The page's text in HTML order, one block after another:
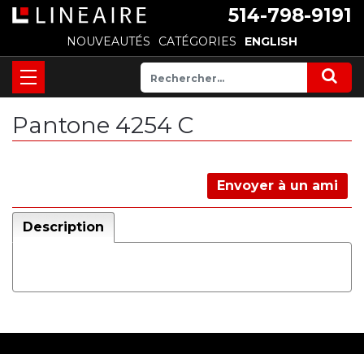
514-798-9191
NOUVEAUTÉS CATÉGORIES ENGLISH
Pantone 4254 C
Envoyer à un ami
Description